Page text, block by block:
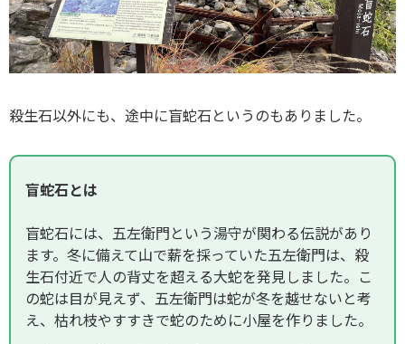
殺生石以外にも、途中に盲蛇石というのもありました。
盲蛇石とは
盲蛇石には、五左衛門という湯守が関わる伝説があり
ます。冬に備えて山で薪を採っていた五左衛門は、殺
生石付近で人の背丈を超える大蛇を発見しました。こ
の蛇は目が見えず、五左衛門は蛇が冬を越せないと考
え、枯れ枝やすすきで蛇のために小屋を作りました。